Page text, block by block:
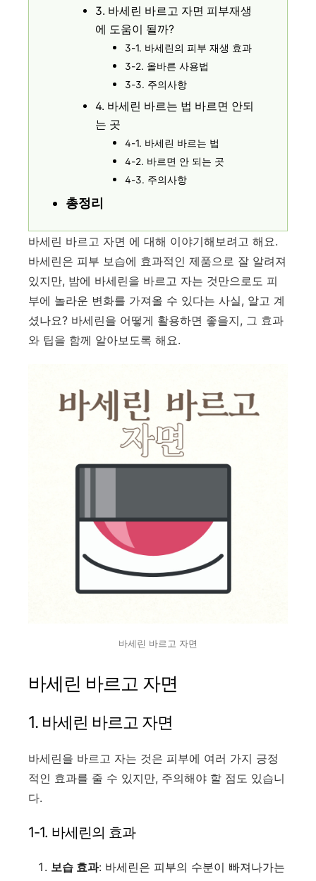
3. 바세린 바르고 자면 피부재생
에 도움이 될까?
3-1. 바세린의 피부 재생 효과
3-2. 올바른 사용법
3-3. 주의사항
4. 바세린 바르는 법 바르면 안되
는 곳
4-1. 바세린 바르는 법
4-2. 바르면 안 되는 곳
4-3. 주의사항
총정리
바세린 바르고 자면 에 대해 이야기해보려고 해요.
바세린은 피부 보습에 효과적인 제품으로 잘 알려져
있지만, 밤에 바세린을 바르고 자는 것만으로도 피
부에 놀라운 변화를 가져올 수 있다는 사실, 알고 계
셨나요? 바세린을 어떻게 활용하면 좋을지, 그 효과
와 팁을 함께 알아보도록 해요.
바세린 바르고 자면
바세린 바르고 자면
1. 바세린 바르고 자면
바세린을 바르고 자는 것은 피부에 여러 가지 긍정
적인 효과를 줄 수 있지만, 주의해야 할 점도 있습니
다.
1-1. 바세린의 효과
보습 효과: 바세린은 피부의 수분이 빠져나가는